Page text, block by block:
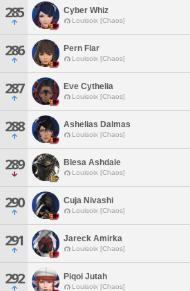
285 Cyber Whiz
Louisoix [Chaos]
286 Pern Flar
Louisoix [Chaos]
287 Eve Cythelia
Louisoix [Chaos]
288 Ashelias Dalmas
Louisoix [Chaos]
289 Blesa Ashdale
Louisoix [Chaos]
290 Cuja Nivashi
Louisoix [Chaos]
291 Jareck Amirka
Louisoix [Chaos]
292 Piqoi Jutah
Louisoix [Chaos]